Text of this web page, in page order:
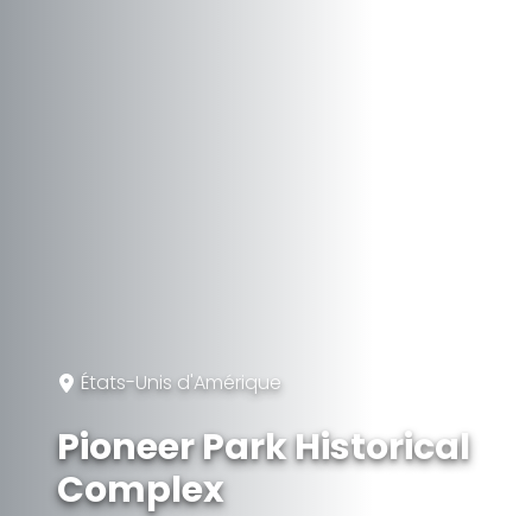
États-Unis d'Amérique
Pioneer Park Historical
Complex